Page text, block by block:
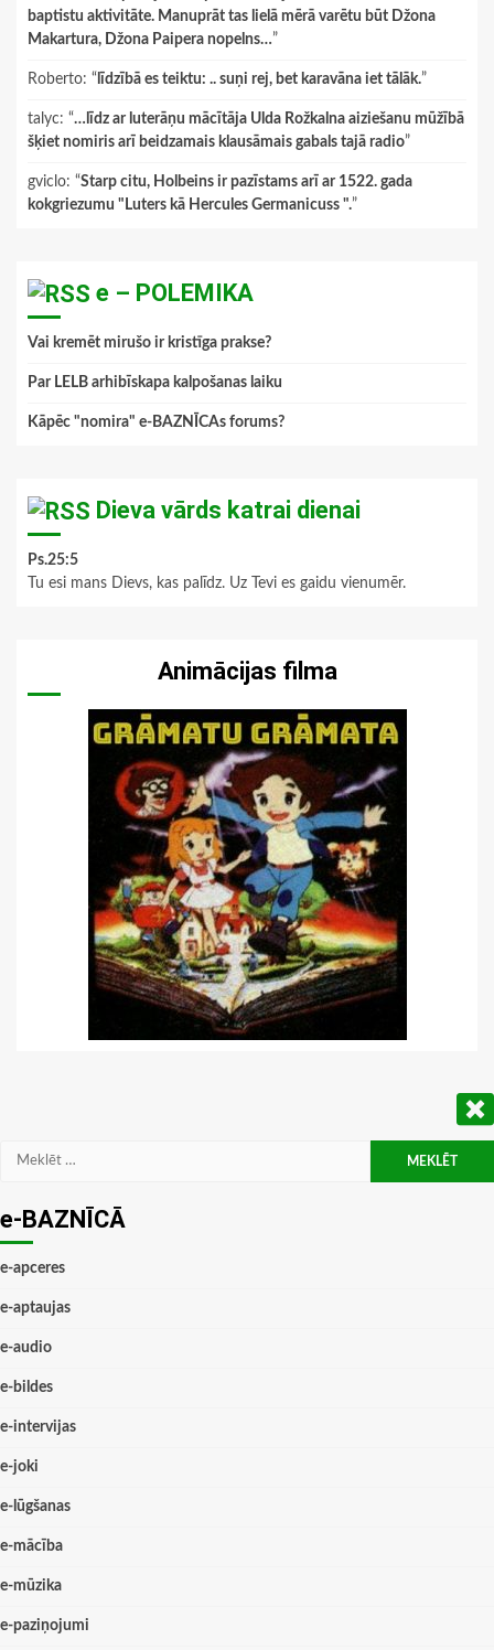
baptistu aktivitāte. Manuprāt tas lielā mērā varētu būt Džona
Makartura, Džona Paipera nopelns…”
Roberto: “ līdzībā es teiktu: .. suņi rej, bet karavāna iet tālāk.”
talyc: “…līdz ar luterāņu mācītāja Ulda Rožkalna aiziešanu mūžībā
šķiet nomiris arī beidzamais klausāmais gabals tajā radio”
gviclo: “Starp citu, Holbeins ir pazīstams arī ar 1522. gada
kokgriezumu "Luters kā Hercules Germanicuss ".”
e – POLEMIKA
Vai kremēt mirušo ir kristīga prakse?
Par LELB arhibīskapa kalpošanas laiku
Kāpēc "nomira" e-BAZNĪCAs forums?
Dieva vārds katrai dienai
Ps.25:5
Tu esi mans Dievs, kas palīdz. Uz Tevi es gaidu vienumēr.
Animācijas filma
Meklēt:
e-BAZNĪCĀ
e-apceres
e-aptaujas
e-audio
e-bildes
e-intervijas
e-joki
e-lūgšanas
e-mācība
e-mūzika
e-paziņojumi